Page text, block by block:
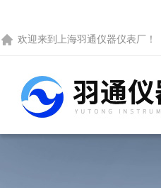
欢迎来到 上海羽通仪器仪表厂 ！